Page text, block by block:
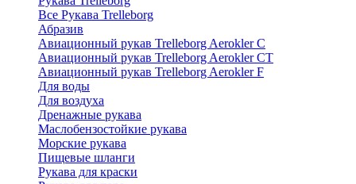
Все Рукава Trelleborg
Абразив
Авиационный рукав Trelleborg Aerokler C
Авиационный рукав Trelleborg Aerokler CT
Авиационный рукав Trelleborg Aerokler F
Для воды
Для воздуха
Дренажные рукава
Маслобензостойкие рукава
Морские рукава
Пищевые шланги
Рукава для краски